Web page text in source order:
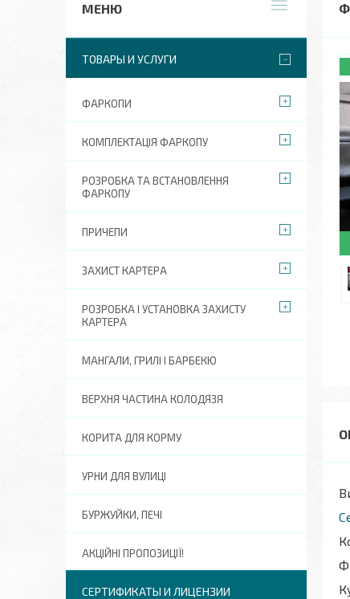
ТОВАРЫ И УСЛУГИ
ФАРКОПИ
КОМПЛЕКТАЦІЯ ФАРКОПУ
РОЗРОБКА ТА ВСТАНОВЛЕННЯ
ФАРКОПУ
ПРИЧЕПИ
ЗАХИСТ КАРТЕРА
РОЗРОБКА І УСТАНОВКА ЗАХИСТУ
КАРТЕРА
МАНГАЛИ, ГРИЛІ І БАРБЕКЮ
ВЕРХНЯ ЧАСТИНА КОЛОДЯЗЯ
КОРИТА ДЛЯ КОРМУ
УРНИ ДЛЯ ВУЛИЦІ
БУРЖУЙКИ, ПЕЧІ
АКЦІЙНІ ПРОПОЗИЦІЇ!
СЕРТИФИКАТЫ И ЛИЦЕНЗИИ